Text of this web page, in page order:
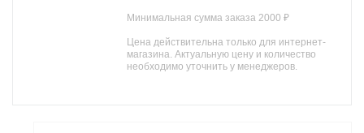
Минимальная сумма заказа 2000 ₽
Цена действительна только для интернет-
магазина. Актуальную цену и количество
необходимо уточнить у менеджеров.